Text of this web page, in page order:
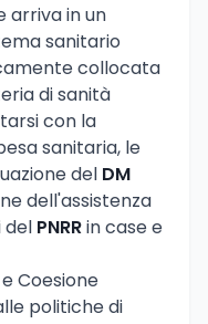
arriva in un
sanitario
collocata
di sanità
con la
sanitaria, le
del DM
dell'assistenza
del PNRRin case e
Coesione
politiche di